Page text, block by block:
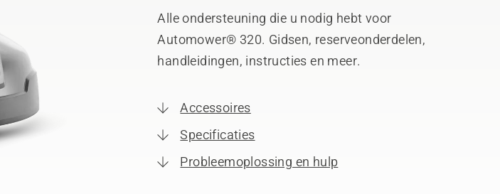
Alle ondersteuning die u nodig hebt voor
Automower® 320. Gidsen, reserveonderdelen,
handleidingen, instructies en meer.
Accessoires
Specificaties
Probleemoplossing en hulp